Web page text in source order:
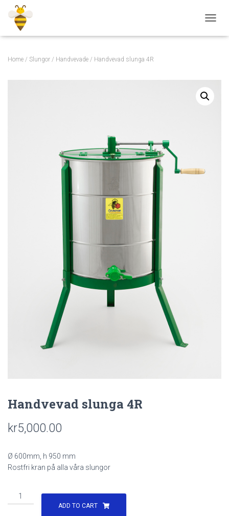
Home / Slungor / Handvevade / Handvevad slunga 4R
Handvevad slunga 4R
kr5,000.00
Ø 600mm, h 950 mm
Rostfri kran på alla våra slungor
Handvevad
slunga
ADD TO CART